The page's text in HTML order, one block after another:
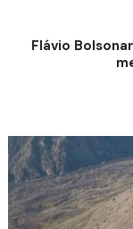
Flávio